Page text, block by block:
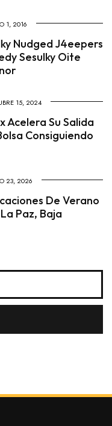
1, 2016
Nudged J4eepers
Sesulky Oite
15, 2024
Acelera Su Salida
Consiguiendo
23, 2026
De Verano
Paz, Baja